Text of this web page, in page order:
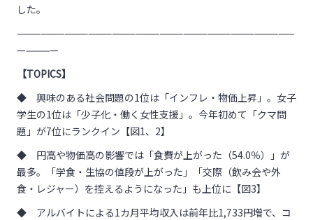
した。
———————————————————————————————————
—————
【TOPICS】
◆ 興味のある社会問題の1位は「インフレ・物価上昇」。女子
学生の1位は「少子化・働く女性支援」。今年初めて「クマ問
題」が7位にランクイン【図1、 2】
◆ 円高や物価高の影響では「食費が上がった（54.0％）」が
最多。「学食・生協の値段が上がった」「交際（飲み会や外
食・レジャー）を控えるようになった」も上位に【図3】
◆ アルバイトによる1カ月平均収入は前年比1,733円増で、コ